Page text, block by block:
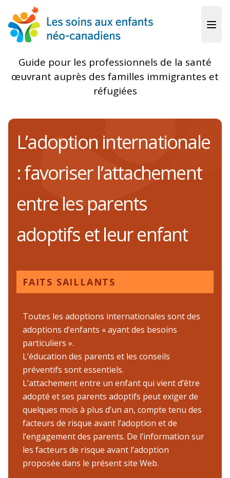
Guide pour les professionnels de la santé
œuvrant auprès des familles immigrantes et
réfugiées
L’adoption internationale
: favoriser l’attachement
entre les parents
adoptifs et leur enfant
FAITS SAILLANTS
Toutes les adoptions internationales sont des
adoptions d’enfants « ayant des besoins
particuliers ».
L’éducation des parents et les conseils
préventifs sont essentiels.
L’attachement entre un enfant qui vient d’être
adopté et ses parents adoptifs peut exiger de
quelques mois à plus d’un an, compte tenu des
facteurs de risque avant l’adoption et de
l’engagement des parents. De l’information sur
les facteurs de risque avant l’adoption
proposée dans le présent site Web.